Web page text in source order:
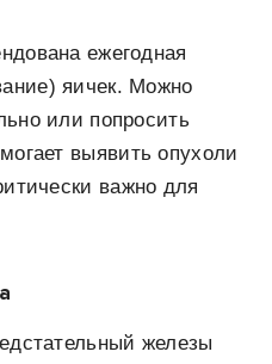
ежегодная
яичек. Можно
или попросить
выявить опухоли
важно для
железы